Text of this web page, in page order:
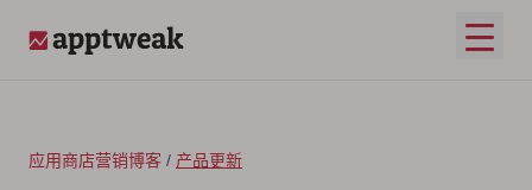
打开
应用商店营销博客 / 产品更新